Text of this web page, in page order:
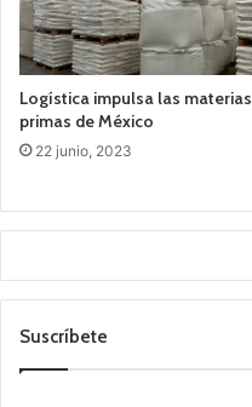
Logística impulsa las materias
primas de México
22 junio, 2023
Suscríbete